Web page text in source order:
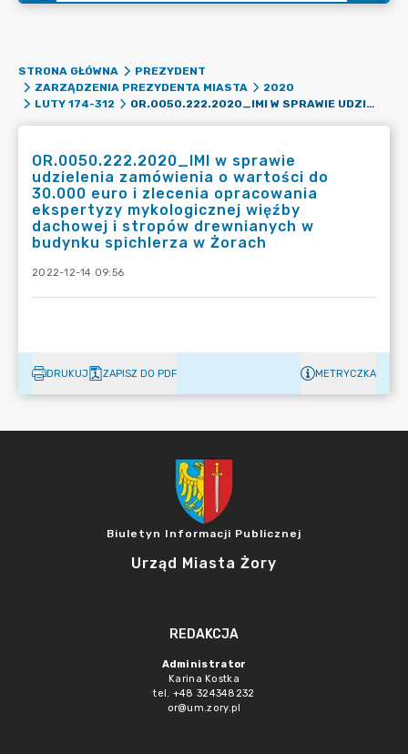
STRONA GŁÓWNA
PREZYDENT
ZARZĄDZENIA PREZYDENTA MIASTA
2020
LUTY 174-312
OR.0050.222.2020_IMI W SPRAWIE UDZIELENIA ZAMÓWIENIA O WARTOŚCI DO 30.000 EURO I ZLECENIA OPRACOWANIA EKSPERTYZY MYKOLOGICZNEJ WIĘŹBY DACHOWEJ I STROPÓW DREWNIANYCH W BUDYNKU SPICHLERZA W ŻORACH
OR.0050.222.2020_IMI w sprawie
udzielenia zamówienia o wartości do
30.000 euro i zlecenia opracowania
ekspertyzy mykologicznej więźby
dachowej i stropów drewnianych w
budynku spichlerza w Żorach
2022-12-14 09:56
DRUKUJ ZAPISZ DO PDF METRYCZKA
Biuletyn Informacji Publicznej
Urząd Miasta Żory
REDAKCJA
Administrator
Karina Kostka
tel. +48 324348232
or@um.zory.pl